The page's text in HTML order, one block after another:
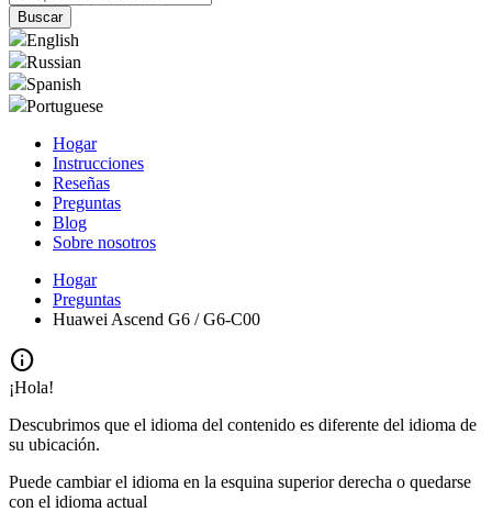
English
Russian
Spanish
Portuguese
Hogar
Instrucciones
Reseñas
Preguntas
Blog
Sobre nosotros
Hogar
Preguntas
Huawei Ascend G6 / G6-C00
info
¡Hola!
Descubrimos que el idioma del contenido es diferente del idioma de
su ubicación.
Puede cambiar el idioma en la esquina superior derecha o quedarse
con el idioma actual